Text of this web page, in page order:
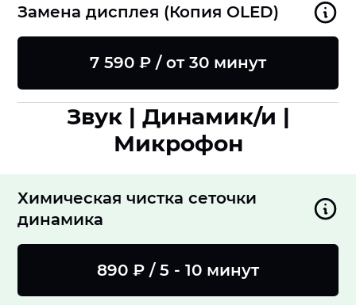
Замена дисплея (Копия OLED)
7 590 ₽ / от 30 минут
Звук | Динамик/и |
Микрофон
Химическая чистка сеточки
динамика
890 ₽ / 5 - 10 минут